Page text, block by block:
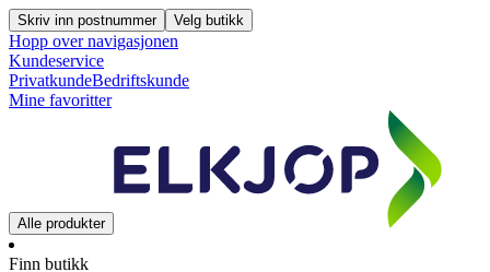
Skriv inn postnummer Velg butikk
Hopp over navigasjonen
Kundeservice
PrivatkundeBedriftskunde
Mine favoritter
Alle produkter
Finn butikk